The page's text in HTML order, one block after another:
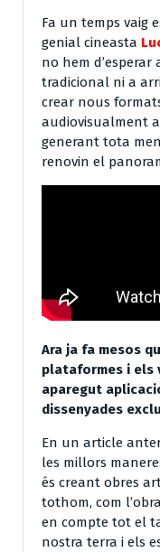
Fa un temps vaig
genial cineasta
no hem
tradicional ni a
crear nous
audiovisualment a
generant tota
renovin el
Ara ja fa mesos
plataformes i els
aparegut
dissenyades
En un article
les millors
és creant obres
tothom, com
en compte tot el
nostra terra i els